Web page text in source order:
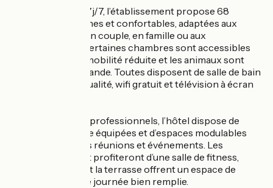
Ouvert 24h/24 et 7j/7, l’établissement propose 68
chambres modernes et confortables, adaptées aux
voyageurs seuls, en couple, en famille ou aux
professionnels. Certaines chambres sont accessibles
aux personnes à mobilité réduite et les animaux sont
acceptés sur demande. Toutes disposent de salle de bain
privée, literie de qualité, wifi gratuit et télévision à écran
Pour vos besoins professionnels, l’hôtel dispose de
salles de séminaire équipées et d’espaces modulables
pour accueillir vos réunions et événements. Les
amateurs de sport profiteront d’une salle de fitness,
tandis que le bar et la terrasse offrent un espace de
détente après une journée bien remplie.